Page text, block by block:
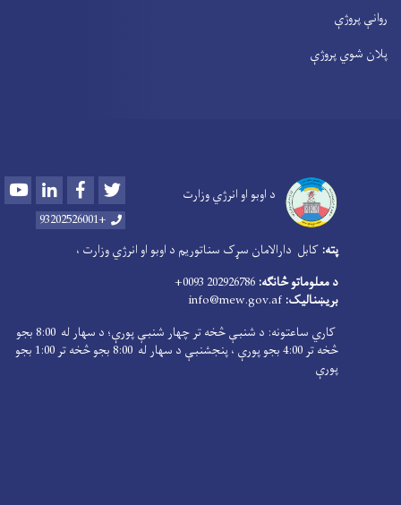
روانې پروژې
پلان شوي پروژې
د اوبو او انرژي وزارت YoutubeLinkedInFacebook
+93202526001
پته: کابل دارالامان سړک سناتوریم د اوبو او انرژي وزارت ،
د معلوماتو څانګه: 202926786 0093+
بریښنالیک: info@mew.gov.af
کاري ساعتونه: د شنبې څخه تر چهار شنبې پورې؛ د سهار له 8:00 بجو
څخه تر 4:00 بجو پورې ، پنجشنبې د سهار له 8:00 بجو څخه تر 1:00 بجو
پورې